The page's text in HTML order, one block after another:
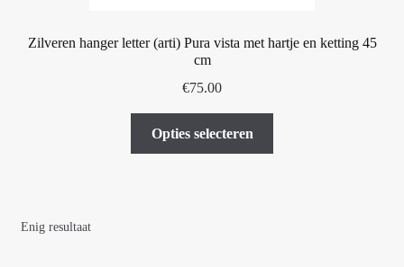
Zilveren hanger letter (arti) Pura vista met hartje en ketting 45
cm
€75.00
Opties selecteren
Enig resultaat